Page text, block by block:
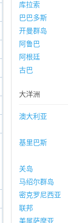
库拉索
巴巴多斯
开曼群岛
阿鲁巴
阿根廷
古巴
大洋洲
澳大利亚
基里巴斯
关岛
马绍尔群岛
密克罗尼西亚
联邦
美属萨摩亚